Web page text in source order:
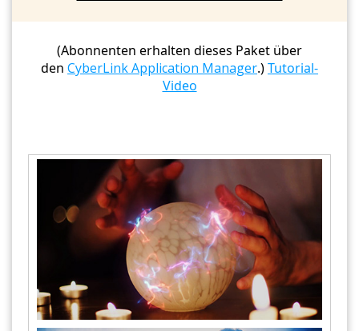
(Abonnenten erhalten dieses Paket über
den CyberLink Application Manager.)Tutorial-
Video